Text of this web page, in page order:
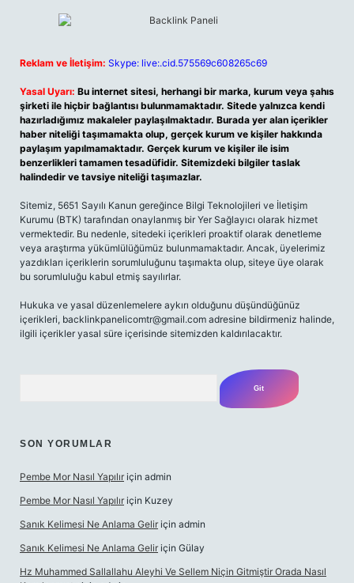
Reklam ve İletişim: Skype: live:.cid.575569c608265c69
Yasal Uyarı: Bu internet sitesi, herhangi bir marka, kurum veya şahıs
şirketi ile hiçbir bağlantısı bulunmamaktadır. Sitede yalnızca kendi
hazırladığımız makaleler paylaşılmaktadır. Burada yer alan içerikler
haber niteliği taşımamakta olup, gerçek kurum ve kişiler hakkında
paylaşım yapılmamaktadır. Gerçek kurum ve kişiler ile isim
benzerlikleri tamamen tesadüfidir. Sitemizdeki bilgiler taslak
halindedir ve tavsiye niteliği taşımazlar.
Sitemiz, 5651 Sayılı Kanun gereğince Bilgi Teknolojileri ve İletişim
Kurumu (BTK) tarafından onaylanmış bir Yer Sağlayıcı olarak hizmet
vermektedir. Bu nedenle, sitedeki içerikleri proaktif olarak denetleme
veya araştırma yükümlülüğümüz bulunmamaktadır. Ancak, üyelerimiz
yazdıkları içeriklerin sorumluluğunu taşımakta olup, siteye üye olarak
bu sorumluluğu kabul etmiş sayılırlar.
Hukuka ve yasal düzenlemelere aykırı olduğunu düşündüğünüz
içerikleri, backlinkpanelicomtr@gmail.com adresine bildirmeniz halinde,
ilgili içerikler yasal süre içerisinde sitemizden kaldırılacaktır.
SON YORUMLAR
Pembe Mor Nasıl Yapılır için admin
Pembe Mor Nasıl Yapılır için Kuzey
Sanık Kelimesi Ne Anlama Gelir için admin
Sanık Kelimesi Ne Anlama Gelir için Gülay
Hz Muhammed Sallallahu Aleyhi Ve Sellem Niçin Gitmiştir Orada Nasıl